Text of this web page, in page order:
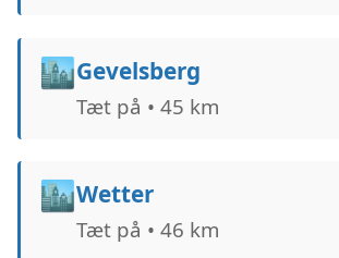
🏙️Gevelsberg
Tæt på • 45 km
🏙️Wetter
Tæt på • 46 km